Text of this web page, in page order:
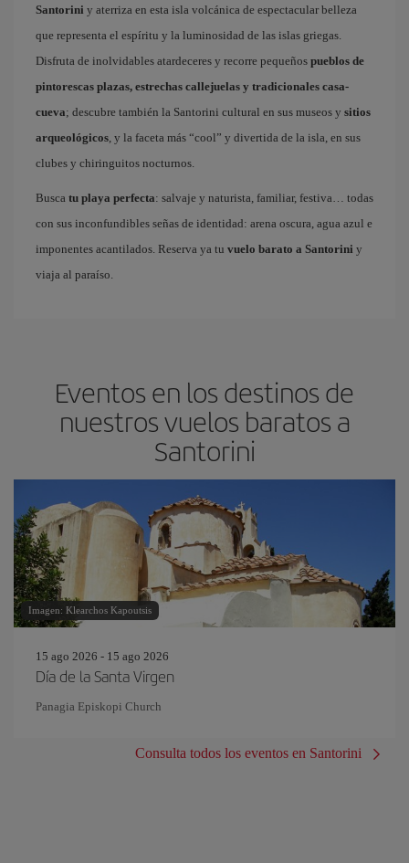
Santorini y aterriza en esta isla volcánica de espectacular belleza
que representa el espíritu y la luminosidad de las islas griegas.
Disfruta de inolvidables atardeceres y recorre pequeños pueblos de
pintorescas plazas, estrechas callejuelas y tradicionales casa-
cueva; descubre también la Santorini cultural en sus museos y sitios
arqueológicos, y la faceta más “cool” y divertida de la isla, en sus
clubes y chiringuitos nocturnos.
Busca tu playa perfecta: salvaje y naturista, familiar, festiva… todas
con sus inconfundibles señas de identidad: arena oscura, agua azul e
imponentes acantilados. Reserva ya tu vuelo barato a Santorini y
viaja al paraíso.
Eventos en los destinos de
nuestros vuelos baratos a
Santorini
Imagen: Klearchos Kapoutsis
15 ago 2026 - 15 ago 2026
Día de la Santa Virgen
Panagia Episkopi Church
Consulta todos los eventos en Santorini